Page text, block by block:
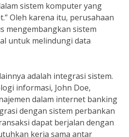
sistem komputer yang
Oleh karena itu, perusahaan
mengembangkan sistem
untuk melindungi data
adalah integrasi sistem.
informasi, John Doe,
dalam internet banking
dengan sistem perbankan
dapat berjalan dengan
kerja sama antar